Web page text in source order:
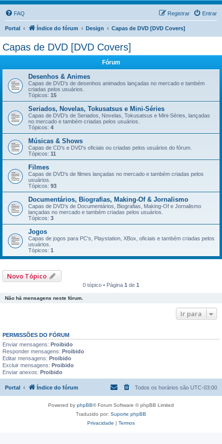
FAQ Entrar
Registrar
Portal Índice do fórum Design Capas de DVD [DVD Covers]
Capas de DVD [DVD Covers]
Fórum
Desenhos & Animes
Capas de DVD's de desenhos animados lançadas no mercado e também
criadas pelos usuários.
Tópicos: 15
Seriados, Novelas, Tokusatsus e Mini-Séries
Capas de DVD's de Seriados, Novelas, Tokusatsus e Mini-Séries, lançadas
no mercado e também criadas pelos usuários.
Tópicos: 4
Músicas & Shows
Capas de CD's e DVD's oficiais ou criadas pelos usuários do fórum.
Tópicos: 11
Filmes
Capas de DVD's de filmes lançadas no mercado e também criadas pelos
usuários.
Tópicos: 93
Documentários, Biografias, Making-Of & Jornalismo
Capas de DVD's de Documentários, Biografias, Making-Of e Jornalismo
lançadas no mercado e também criadas pelos usuários.
Tópicos: 3
Jogos
Capas de jogos para PC's, Playstation, XBox, oficiais e também criadas pelos
usuários.
Tópicos: 1
Novo Tópico
0 tópico • Página 1 de 1
Não há mensagens neste fórum.
Ir para
PERMISSÕES DO FÓRUM
Enviar mensagens: Proibido
Responder mensagens: Proibido
Editar mensagens: Proibido
Excluir mensagens: Proibido
Enviar anexos: Proibido
Portal Índice do fórum Todos os horários são UTC-03:00
Powered by phpBB® Forum Software © phpBB Limited
Traduzido por: Suporte phpBB
Privacidade | Termos